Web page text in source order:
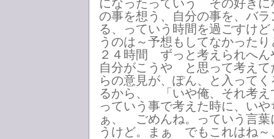
になったっていう その好き
の事を想う、自分の事を、バ
る、っていう時間を過ごすけ
うのは～予想もしてなかった
２４時間 ずっと考えられへ
自分がこうや と思って考えて
らの意見が、ぽん、と入って
るから、 「いや俺、それ考え
っていう事で考えた時に、い
ぁ、 ごめんね。っていう言葉
うけど。まぁ でもこれはね